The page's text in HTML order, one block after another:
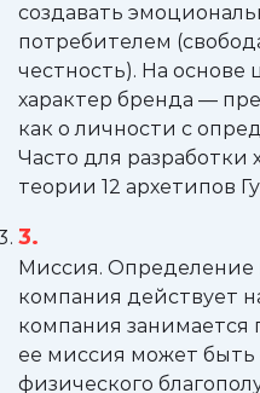
создавать
потребителем
честность). На
характер бренда —
как о личности с
Часто для разработки
теории 12 архетипов
Миссия. Определение
компания действует
компания занимается
ее миссия может быть
физического